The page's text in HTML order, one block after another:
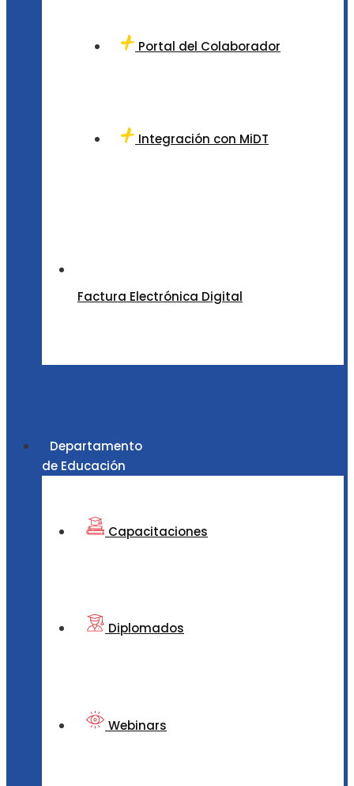
Portal del Colaborador
Integración con MiDT
Factura Electrónica Digital
Departamento
de Educación
Capacitaciones
Diplomados
Webinars